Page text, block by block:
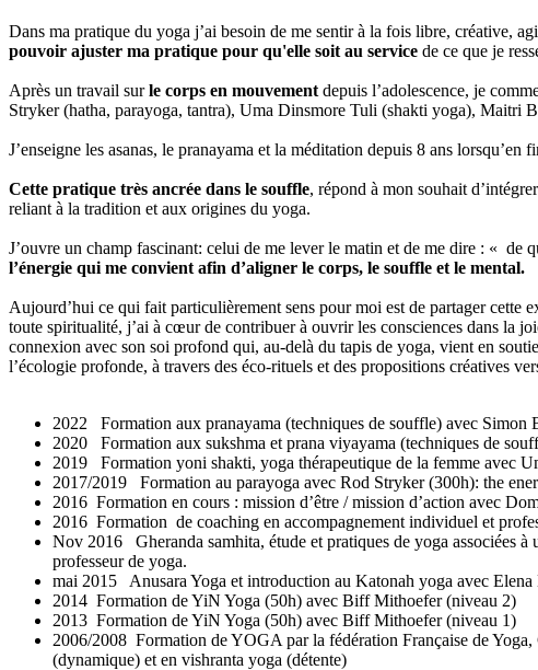
Dans ma pratique du yoga j’ai besoin de me sentir à la fois libre, créative,
pouvoir ajuster ma pratique pour qu'elle soit au service de ce que je
Après un travail surle corps en mouvement depuis l’adolescence, je
Stryker (hatha, parayoga, tantra), Uma Dinsmore Tuli (shakti yoga), Maitri
J’enseigne les asanas, le pranayama et la méditation depuis 8 ans
Cette pratique très ancrée dans le souffle, répond à mon souhait
reliant à la tradition et aux origines du yoga.
J’ouvre un champ fascinant: celui de me lever le matin et de me dire : «
l’énergie qui me convient afin d’aligner le corps, le souffle et le mental.
Aujourd’hui ce qui fait particulièrement sens pour moi est de partager cette
toute spiritualité, j’ai à cœur de contribuer à ouvrir les consciences dans la
connexion avec son soi profond qui, au-delà du tapis de yoga, vient en
l’écologie profonde, à travers des éco-rituels et des propositions créatives
2022 Formation aux pranayama (techniques de souffle) avec Simon
2020 Formation aux sukshma et prana viyayama (techniques de
2019 Formation yoni shakti, yoga thérapeutique de la femme avec
2017/2019 Formation au parayoga avec Rod Stryker (300h): the
2016 Formation en cours : mission d’être / mission d’action avec
2016 Formation de coaching en accompagnement individuel et
Nov 2016 Gheranda samhita, étude et pratiques de yoga associées
professeur de yoga.
mai 2015 Anusara Yoga et introduction au Katonah yoga avec
2014 Formation de YiN Yoga (50h) avec Biff Mithoefer (niveau 2)
2013 Formation de YiN Yoga (50h) avec Biff Mithoefer (niveau 1)
2006/2008 Formation de YOGA par la fédération Française de
(dynamique) et en vishranta yoga (détente)